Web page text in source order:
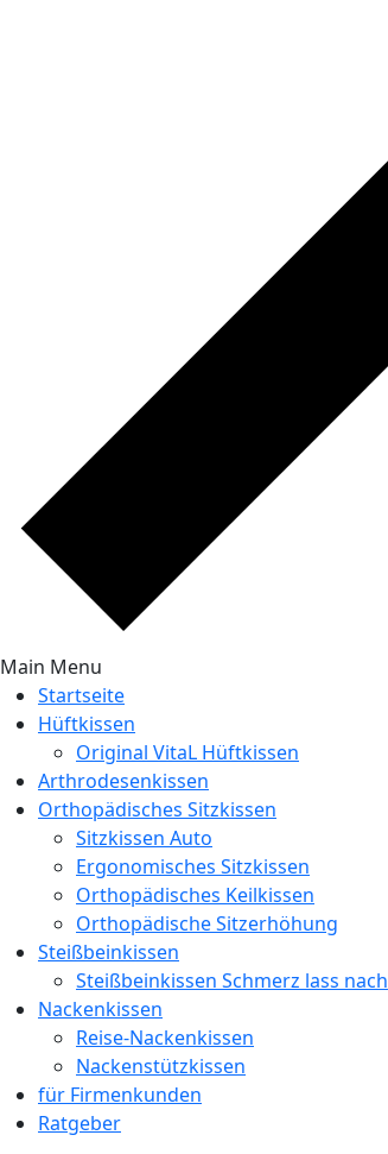
Main Menu
Startseite
Hüftkissen
Original VitaL Hüftkissen
Arthrodesenkissen
Orthopädisches Sitzkissen
Sitzkissen Auto
Ergonomisches Sitzkissen
Orthopädisches Keilkissen
Orthopädische Sitzerhöhung
Steißbeinkissen
Steißbeinkissen Schmerz lass nach
Nackenkissen
Reise-Nackenkissen
Nackenstützkissen
für Firmenkunden
Ratgeber